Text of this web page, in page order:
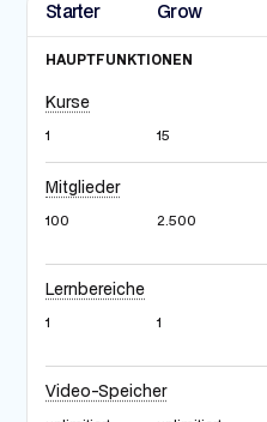
Starter Grow
HAUPTFUNKTIONEN
Kurse
1 15
Mitglieder
100 2.500
Lernbereiche
1 1
Video-Speicher